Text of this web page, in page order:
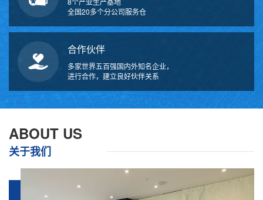
全国20多个分公司服务仓
合作伙伴
多家世界五百强国内外知名企业，
进行合作，建立良好伙伴关系
ABOUT US
关于我们
品